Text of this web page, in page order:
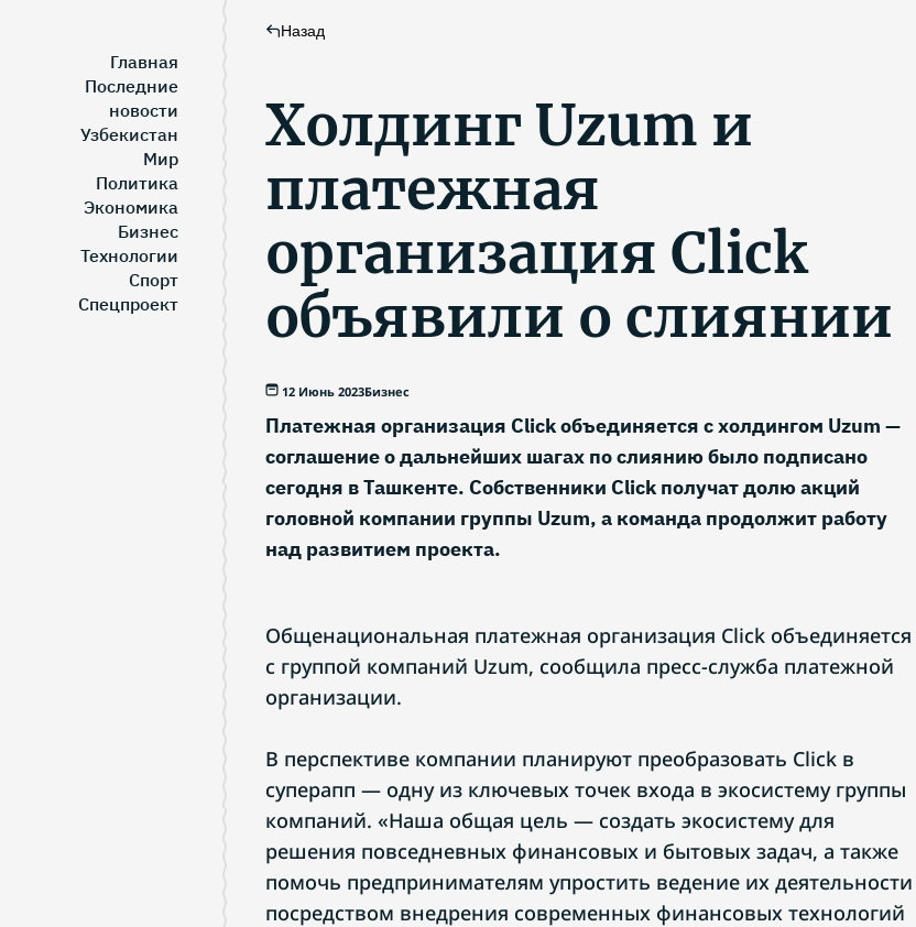
Главная
Последние
новости
Узбекистан
Мир
Политика
Экономика
Бизнес
Технологии
Спорт
Спецпроект
Назад
Холдинг Uzum и
платежная
организация Click
объявили о слиянии
12 Июнь 2023Бизнес
Платежная организация Click объединяется с холдингом Uzum —
соглашение о дальнейших шагах по слиянию было подписано
сегодня в Ташкенте. Собственники Click получат долю акций
головной компании группы Uzum, а команда продолжит работу
над развитием проекта.
Общенациональная платежная организация Click объединяется
с группой компаний Uzum, сообщила пресс-служба платежной
организации.
В перспективе компании планируют преобразовать Click в
суперапп — одну из ключевых точек входа в экосистему группы
компаний. «Наша общая цель — создать экосистему для
решения повседневных финансовых и бытовых задач, а также
помочь предпринимателям упростить ведение их деятельности
посредством внедрения современных финансовых технологий